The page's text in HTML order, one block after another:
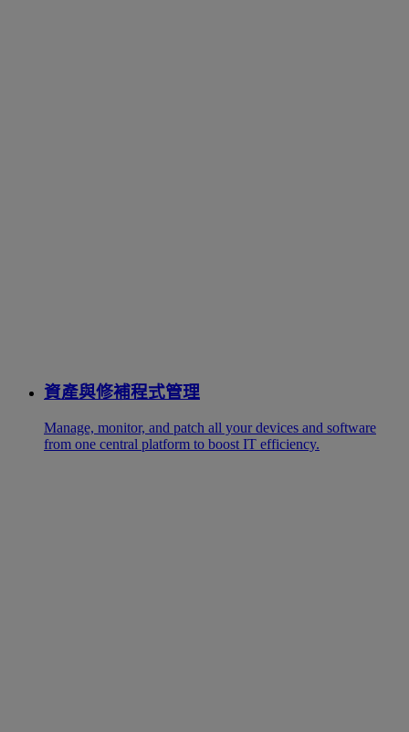
資產與修補程式管理
Manage, monitor, and patch all your devices and software
from one central platform to boost IT efficiency.